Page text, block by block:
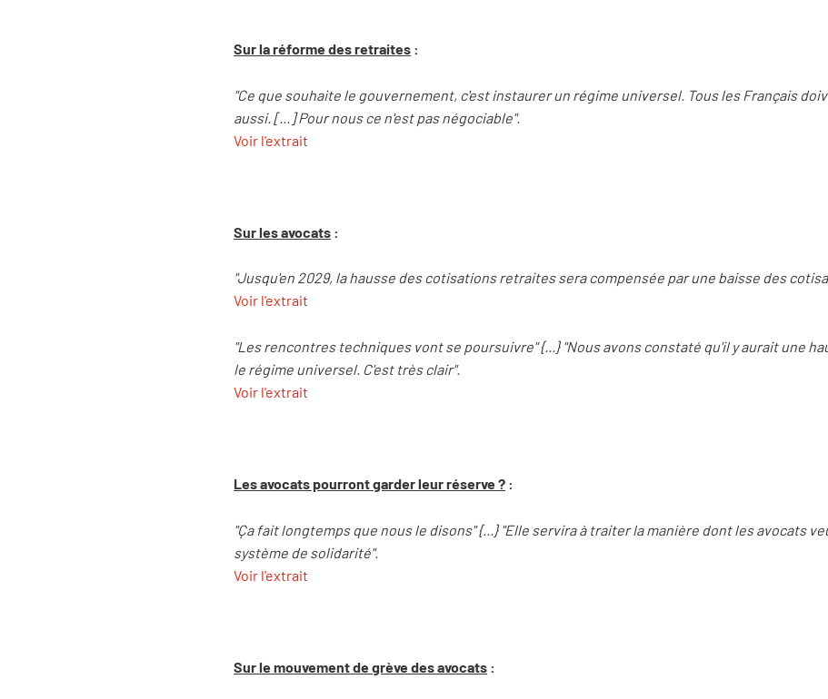
Sur la réforme des retraites :
"Ce que souhaite le gouvernement, c'est instaurer un régime universel. Tous les Français
aussi. [...] Pour nous ce n'est pas négociable".
Voir l'extrait
Sur les avocats :
"Jusqu'en 2029, la hausse des cotisations retraites sera compensée par une baisse des
Voir l'extrait
"Les rencontres techniques vont se poursuivre" {...} "Nous avons constaté qu'il y aurait une
le régime universel. C'est très clair".
Voir l'extrait
Les avocats pourront garder leur réserve ? :
"Ça fait longtemps que nous le disons" {...} "Elle servira à traiter la manière dont les avocats
système de solidarité".
Voir l'extrait
Sur le mouvement de grève des avocats :